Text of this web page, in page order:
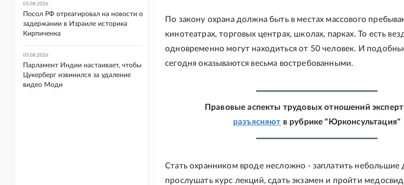
По закону охрана должна быть в местах массового
кинотеатрах, торговых центрах, школах, парках. То есть
одновременно могут находиться от 50 человек. И
сегодня оказываются весьма востребованными.
Правовые аспекты трудовых отношений
разъясняют в рубрике "Юрконсультация"
Стать охранником вроде несложно - заплатить небольшие
прослушать курс лекций, сдать экзамен и пройти
05.08.2026
Посол РФ отреагировал на новости о
задержании в Израиле историка
Кирпиченка
05.08.2026
Парламент Индии настаивает, чтобы
Цукерберг извинился за удаление
видео Моди